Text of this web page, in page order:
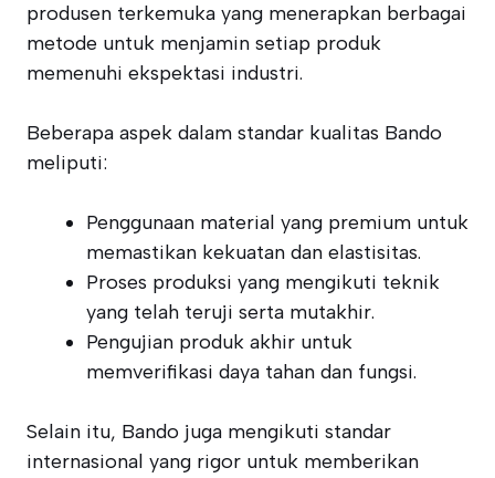
produsen terkemuka yang menerapkan berbagai
metode untuk menjamin setiap produk
memenuhi ekspektasi industri.
Beberapa aspek dalam standar kualitas Bando
meliputi:
Penggunaan material yang premium untuk
memastikan kekuatan dan elastisitas.
Proses produksi yang mengikuti teknik
yang telah teruji serta mutakhir.
Pengujian produk akhir untuk
memverifikasi daya tahan dan fungsi.
Selain itu, Bando juga mengikuti standar
internasional yang rigor untuk memberikan